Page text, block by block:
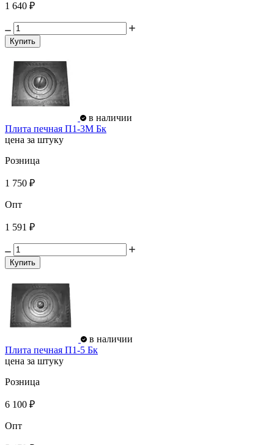
1 640 ₽
Купить
в наличии
Плита печная П1-3М Бк
цена за штуку
Розница
1 750 ₽
Опт
1 591 ₽
Купить
в наличии
Плита печная П1-5 Бк
цена за штуку
Розница
6 100 ₽
Опт